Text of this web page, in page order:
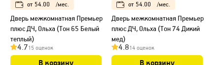
от 54.00 /мес.
Дверь межкомнатная Премьер
плюс ДЧ, Ольха (Тон 65 Белый
теплый)
4.715 оценок
В корзину
от 54.00 /мес.
Дверь межкомнатная Премьер
плюс ДЧ, Ольха (Тон 74 Дикий
мед)
4.814 оценок
В корзину